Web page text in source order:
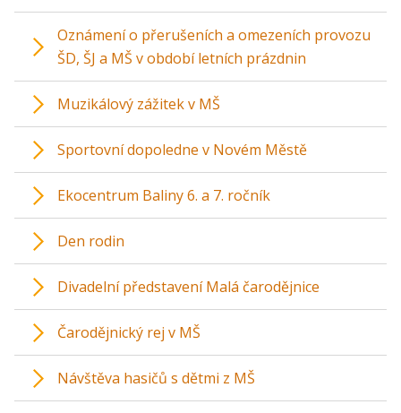
Oznámení o přerušeních a omezeních provozu
ŠD, ŠJ a MŠ v období letních prázdnin
Muzikálový zážitek v MŠ
Sportovní dopoledne v Novém Městě
Ekocentrum Baliny 6. a 7. ročník
Den rodin
Divadelní představení Malá čarodějnice
Čarodějnický rej v MŠ
Návštěva hasičů s dětmi z MŠ